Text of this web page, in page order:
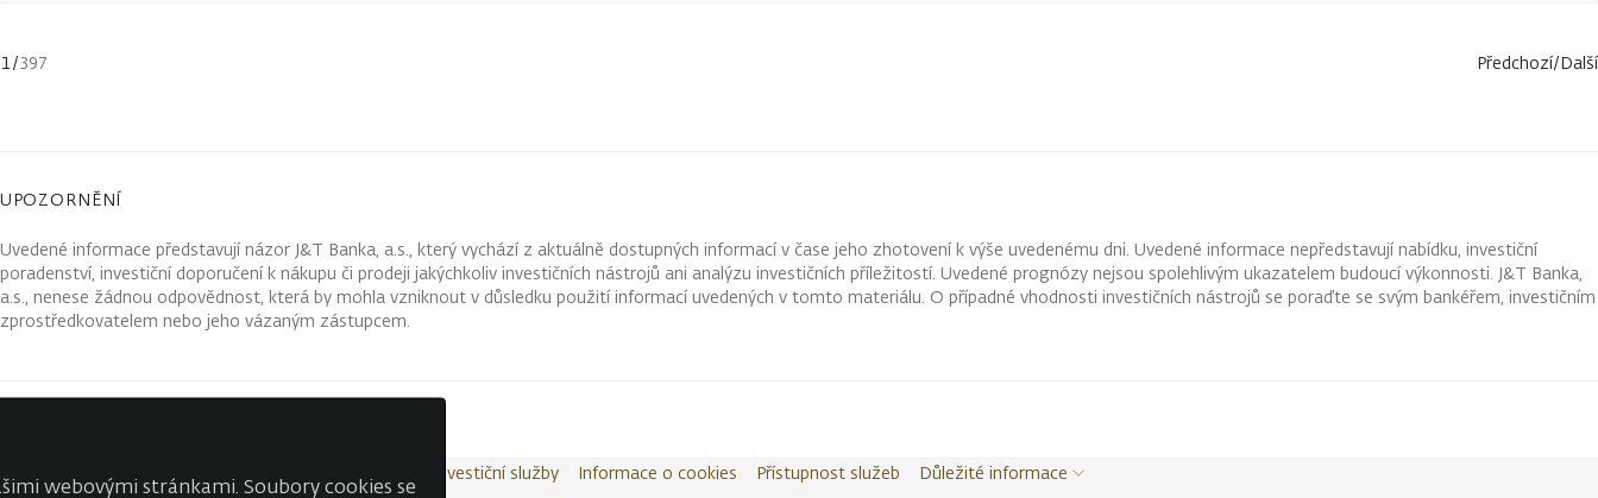
1/397 Předchozí/Další
UPOZORNĚNÍ
Uvedené informace představují názor J&T Banka, a.s., který vychází z aktuálně dostupných informací v čase jeho zhotovení k výše uvedenému dni. Uvedené informace nepředstavují nabídku, investiční
poradenství, investiční doporučení k nákupu či prodeji jakýchkoliv investičních nástrojů ani analýzu investičních příležitostí. Uvedené prognózy nejsou spolehlivým ukazatelem budoucí výkonnosti. J&T Banka,
a.s., nenese žádnou odpovědnost, která by mohla vzniknout v důsledku použití informací uvedených v tomto materiálu. O případné vhodnosti investičních nástrojů se poraďte se svým bankéřem, investičním
zprostředkovatelem nebo jeho vázaným zástupcem.
Kontakty Wealth Report Investiční služby Informace o cookies Přístupnost služeb Důležité informace
webovými stránkami. Soubory cookies se